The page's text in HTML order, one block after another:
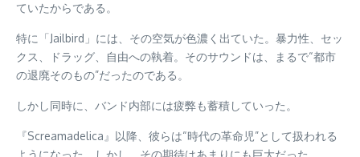
ていたからである。
特に「Jailbird」には、その空気が色濃く出ていた。暴力性、セッ
クス、ドラッグ、自由への執着。そのサウンドは、まるで“都市
の退廃そのもの”だったのである。
しかし同時に、バンド内部には疲弊も蓄積していった。
『Screamadelica』以降、彼らは“時代の革命児”として扱われる
ようになった。しかし、その期待はあまりにも巨大だった。